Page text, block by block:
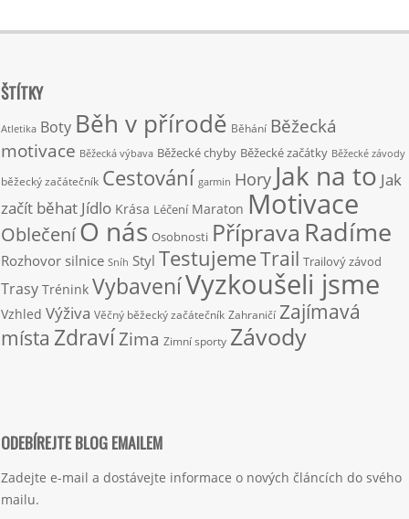
ŠTÍTKY
Atletika Boty Běh v přírodě Běhání Běžecká
motivace Běžecká výbava Běžecké chyby Běžecké začátky Běžecké závody
běžecký začátečník Cestování garmin Hory Jak na to Jak
začít běhat Jídlo Krása Léčení Maraton Motivace
OblečeníO nás Osobnosti Příprava Radíme
Rozhovor silnice Sníh Styl TestujemeTrail Trailový závod
Trasy Trénink VybaveníVyzkoušeli jsme
Vzhled Výživa Věčný běžecký začátečník Zahraničí Zajímavá
místa ZdravíZima Zimní sporty Závody
ODEBÍREJTE BLOG EMAILEM
Zadejte e-mail a dostávejte informace o nových článcích do svého
mailu.